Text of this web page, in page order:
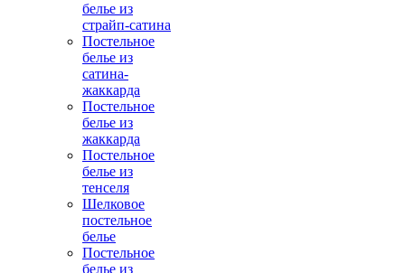
белье из
страйп-сатина
Постельное
белье из
сатина-
жаккарда
Постельное
белье из
жаккарда
Постельное
белье из
тенселя
Шелковое
постельное
белье
Постельное
белье из